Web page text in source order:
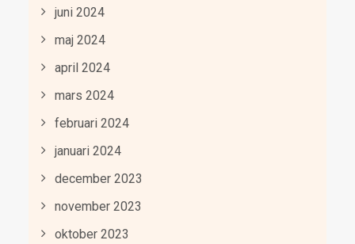
juni 2024
maj 2024
april 2024
mars 2024
februari 2024
januari 2024
december 2023
november 2023
oktober 2023